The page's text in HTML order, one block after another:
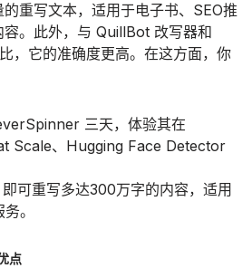
重写文本，适用于电子书、SEO推
。此外，与 QuillBot 改写器和
，它的准确度更高。在这方面，你
三天，体验其在
Scale、Hugging Face Detector
可重写多达300万字的内容，适用
。
点